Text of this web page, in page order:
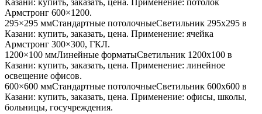
Казани: купить, заказать, цена. Применение: потолок
Армстронг 600×1200.
295×295 ммСтандартные потолочныеСветильник 295x295 в
Казани: купить, заказать, цена. Применение: ячейка
Армстронг 300×300, ГКЛ.
1200×100 ммЛинейные форматыСветильник 1200x100 в
Казани: купить, заказать, цена. Применение: линейное
освещение офисов.
600×600 ммСтандартные потолочныеСветильник 600x600 в
Казани: купить, заказать, цена. Применение: офисы, школы,
больницы, госучреждения.